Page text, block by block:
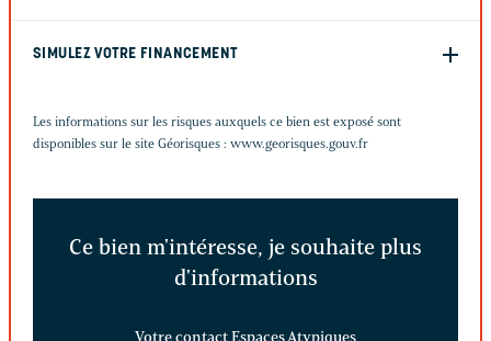
SIMULEZ VOTRE FINANCEMENT
Les informations sur les risques auxquels ce bien est exposé sont
disponibles sur le site Géorisques : www.georisques.gouv.fr
Ce bien m'intéresse, je souhaite plus
d'informations
Votre contact Espaces Atypiques